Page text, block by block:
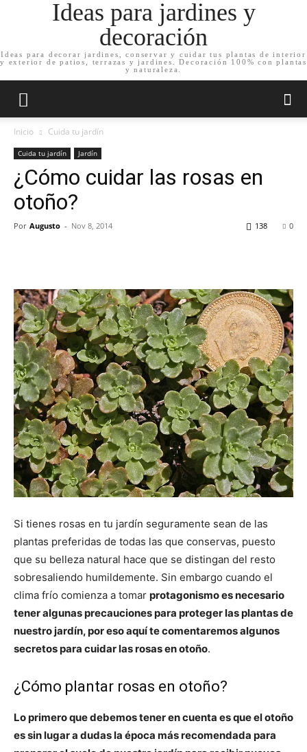
Ideas para jardines y
decoración
Ideas para decorar jardines, conservar y cuidar tus plantas de interior
y exterior de patios, terrazas y jardines. Decoración 100% con plantas
y naturaleza.
Inicio Cuida tu jardín
Cuida tu jardín Jardín
¿Cómo cuidar las rosas en
otoño?
Por Augusto - Nov 8, 2014 0
138
Si tienes rosas en tu jardín seguramente sean de las
plantas preferidas de todas las que conservas, puesto
que su belleza natural hace que se distingan del resto
sobresaliendo humildemente. Sin embargo cuando el
clima frío comienza a tomar protagonismo es necesario
tener algunas precauciones para proteger las plantas de
nuestro jardín, por eso aquí te comentaremos algunos
secretos para cuidar las rosas en otoño.
¿Cómo plantar rosas en otoño?
Lo primero que debemos tener en cuenta es que el otoño
es sin lugar a dudas la época más recomendada para